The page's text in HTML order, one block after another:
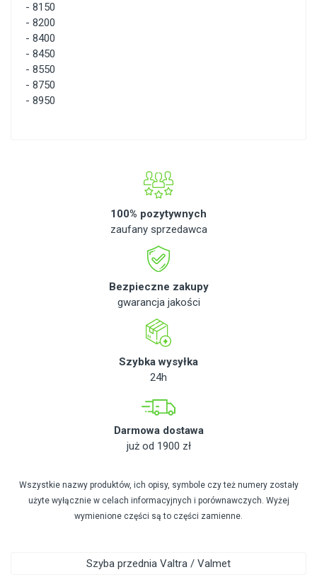
- 8150
- 8200
- 8400
- 8450
- 8550
- 8750
- 8950
100% pozytywnych
zaufany sprzedawca
Bezpieczne zakupy
gwarancja jakości
Szybka wysyłka
24h
Darmowa dostawa
już od 1900 zł
Wszystkie nazwy produktów, ich opisy, symbole czy też numery zostały
użyte wyłącznie w celach informacyjnych i porównawczych. Wyżej
wymienione części są to części zamienne.
Szyba przednia Valtra / Valmet